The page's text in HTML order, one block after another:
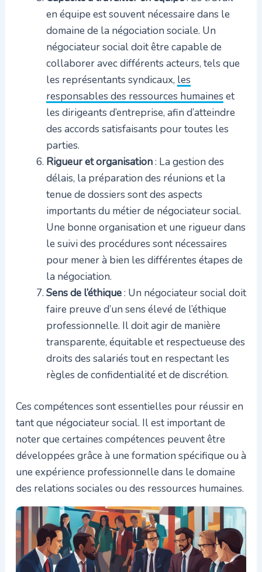
en équipe est souvent nécessaire dans le
domaine de la négociation sociale. Un
négociateur social doit être capable de
collaborer avec différents acteurs, tels que
les représentants syndicaux, les
responsables des ressources humaines et
les dirigeants d’entreprise, afin d’atteindre
des accords satisfaisants pour toutes les
parties.
Rigueur et organisation: La gestion des
délais, la préparation des réunions et la
tenue de dossiers sont des aspects
importants du métier de négociateur social.
Une bonne organisation et une rigueur dans
le suivi des procédures sont nécessaires
pour mener à bien les différentes étapes de
la négociation.
Sens de l’éthique: Un négociateur social doit
faire preuve d’un sens élevé de l’éthique
professionnelle. Il doit agir de manière
transparente, équitable et respectueuse des
droits des salariés tout en respectant les
règles de confidentialité et de discrétion.
Ces compétences sont essentielles pour réussir en
tant que négociateur social. Il est important de
noter que certaines compétences peuvent être
développées grâce à une formation spécifique ou à
une expérience professionnelle dans le domaine
des relations sociales ou des ressources humaines.